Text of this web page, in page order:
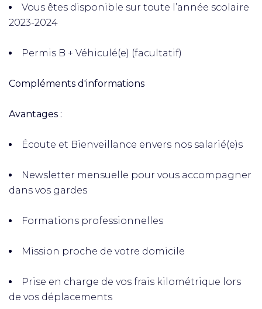
Vous êtes disponible sur toute l’année scolaire
2023-2024
Permis B + Véhiculé(e) (facultatif)
Compléments d'informations
Avantages :
Écoute et Bienveillance envers nos salarié(e)s
Newsletter mensuelle pour vous accompagner
dans vos gardes
Formations professionnelles
Mission proche de votre domicile
Prise en charge de vos frais kilométrique lors
de vos déplacements